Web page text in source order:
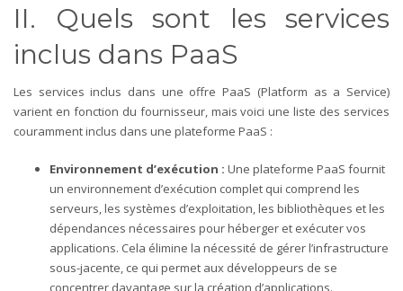
II. Quels sont les services
inclus dans PaaS
Les services inclus dans une offre PaaS (Platform as a Service)
varient en fonction du fournisseur, mais voici une liste des services
couramment inclus dans une plateforme PaaS :
Environnement d’exécution : Une plateforme PaaS fournit
un environnement d’exécution complet qui comprend les
serveurs, les systèmes d’exploitation, les bibliothèques et les
dépendances nécessaires pour héberger et exécuter vos
applications. Cela élimine la nécessité de gérer l’infrastructure
sous-jacente, ce qui permet aux développeurs de se
concentrer davantage sur la création d’applications.